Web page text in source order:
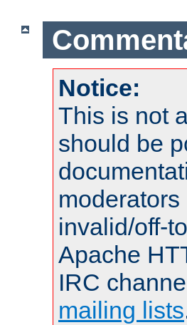
Notice:
This is not
should be
invalid/off-
Apache
IRC
mailing lists